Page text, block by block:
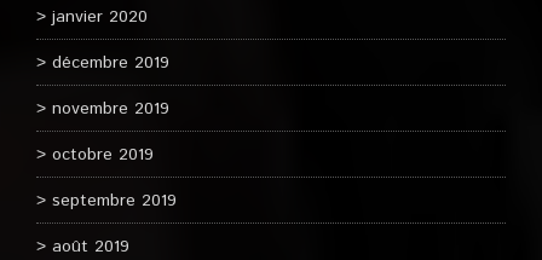
janvier 2020
décembre 2019
novembre 2019
octobre 2019
septembre 2019
août 2019